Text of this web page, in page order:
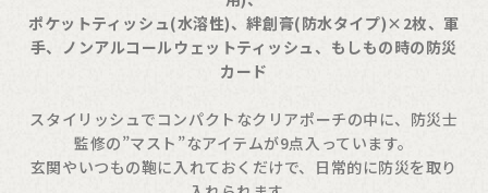
ポケットティッシュ(水溶性)、絆創膏(防水タイプ)×2枚、軍
手、ノンアルコールウェットティッシュ、もしもの時の防災
カード
スタイリッシュでコンパクトなクリアポーチの中に、防災士
監修の”マスト”なアイテムが9点入っています。
玄関やいつもの鞄に入れておくだけで、日常的に防災を取り